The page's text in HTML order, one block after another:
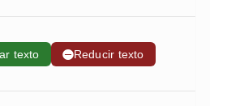
texto ➖Reducir texto